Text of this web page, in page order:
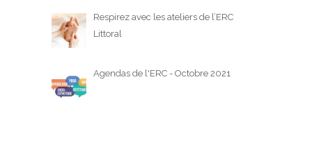
Respirez avec les ateliers de l’ERC
Littoral
Agendas de l'ERC - Octobre 2021